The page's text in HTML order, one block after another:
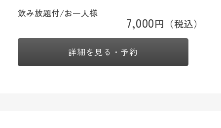
飲み放題付/お一人様
7,000円（税込）
詳細を見る・予約